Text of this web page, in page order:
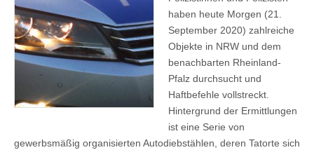
haben heute Morgen (21.
September 2020) zahlreiche
Objekte in NRW und dem
benachbarten Rheinland-
Pfalz durchsucht und
Haftbefehle vollstreckt.
Hintergrund der Ermittlungen
ist eine Serie von
gewerbsmäßig organisierten Autodiebstählen, deren Tatorte sich